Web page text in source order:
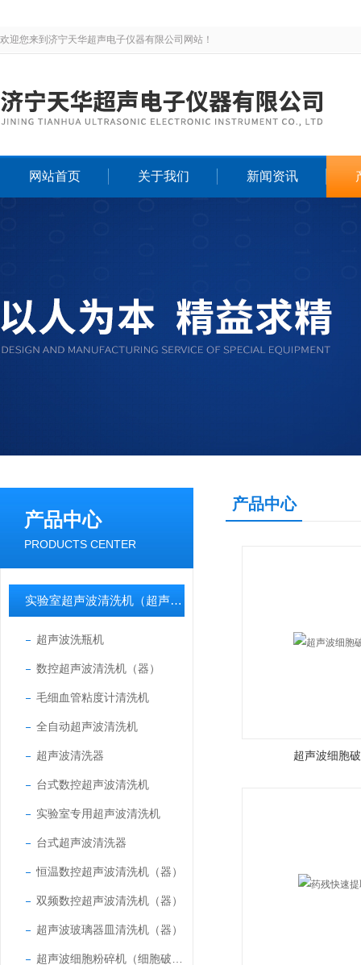
欢迎您来到济宁天华超声电子仪器有限公司网站！
网站首页 关于我们 新闻资讯
产品中心
PRODUCTS CENTER
实验室超声波清洗机（超声波清洗器）
超声波洗瓶机
数控超声波清洗机（器）
毛细血管粘度计清洗机
全自动超声波清洗机
超声波清洗器
台式数控超声波清洗机
实验室专用超声波清洗机
台式超声波清洗器
恒温数控超声波清洗机（器）
双频数控超声波清洗机（器）
超声波玻璃器皿清洗机（器）
产品中心
超声波细胞